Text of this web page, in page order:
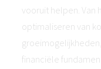
vooruit helpen. Van
optimaliseren van
financiële